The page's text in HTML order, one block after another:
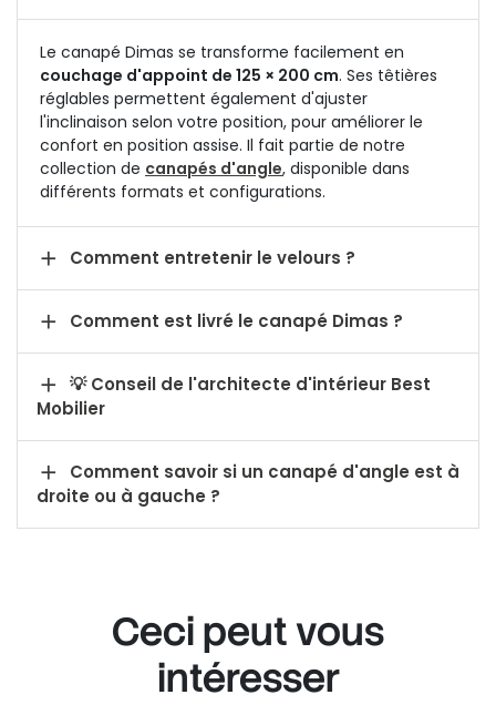
Le canapé Dimas se transforme facilement en
couchage d'appoint de 125 × 200 cm. Ses têtières
réglables permettent également d'ajuster
l'inclinaison selon votre position, pour améliorer le
confort en position assise. Il fait partie de notre
collection de canapés d'angle, disponible dans
différents formats et configurations.
 Comment entretenir le velours ?
 Comment est livré le canapé Dimas ?

💡 Conseil de l'architecte d'intérieur Best
Mobilier

Comment savoir si un canapé d'angle est à
droite ou à gauche ?
Ceci peut vous
intéresser